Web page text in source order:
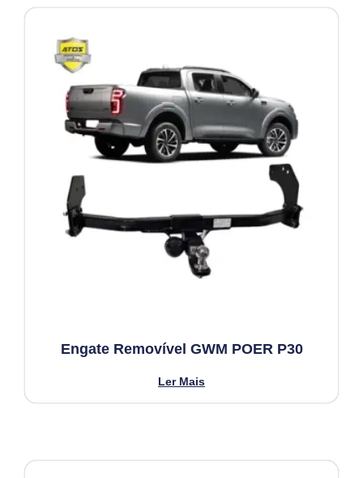
Engate Removível GWM POER P30
Ler Mais